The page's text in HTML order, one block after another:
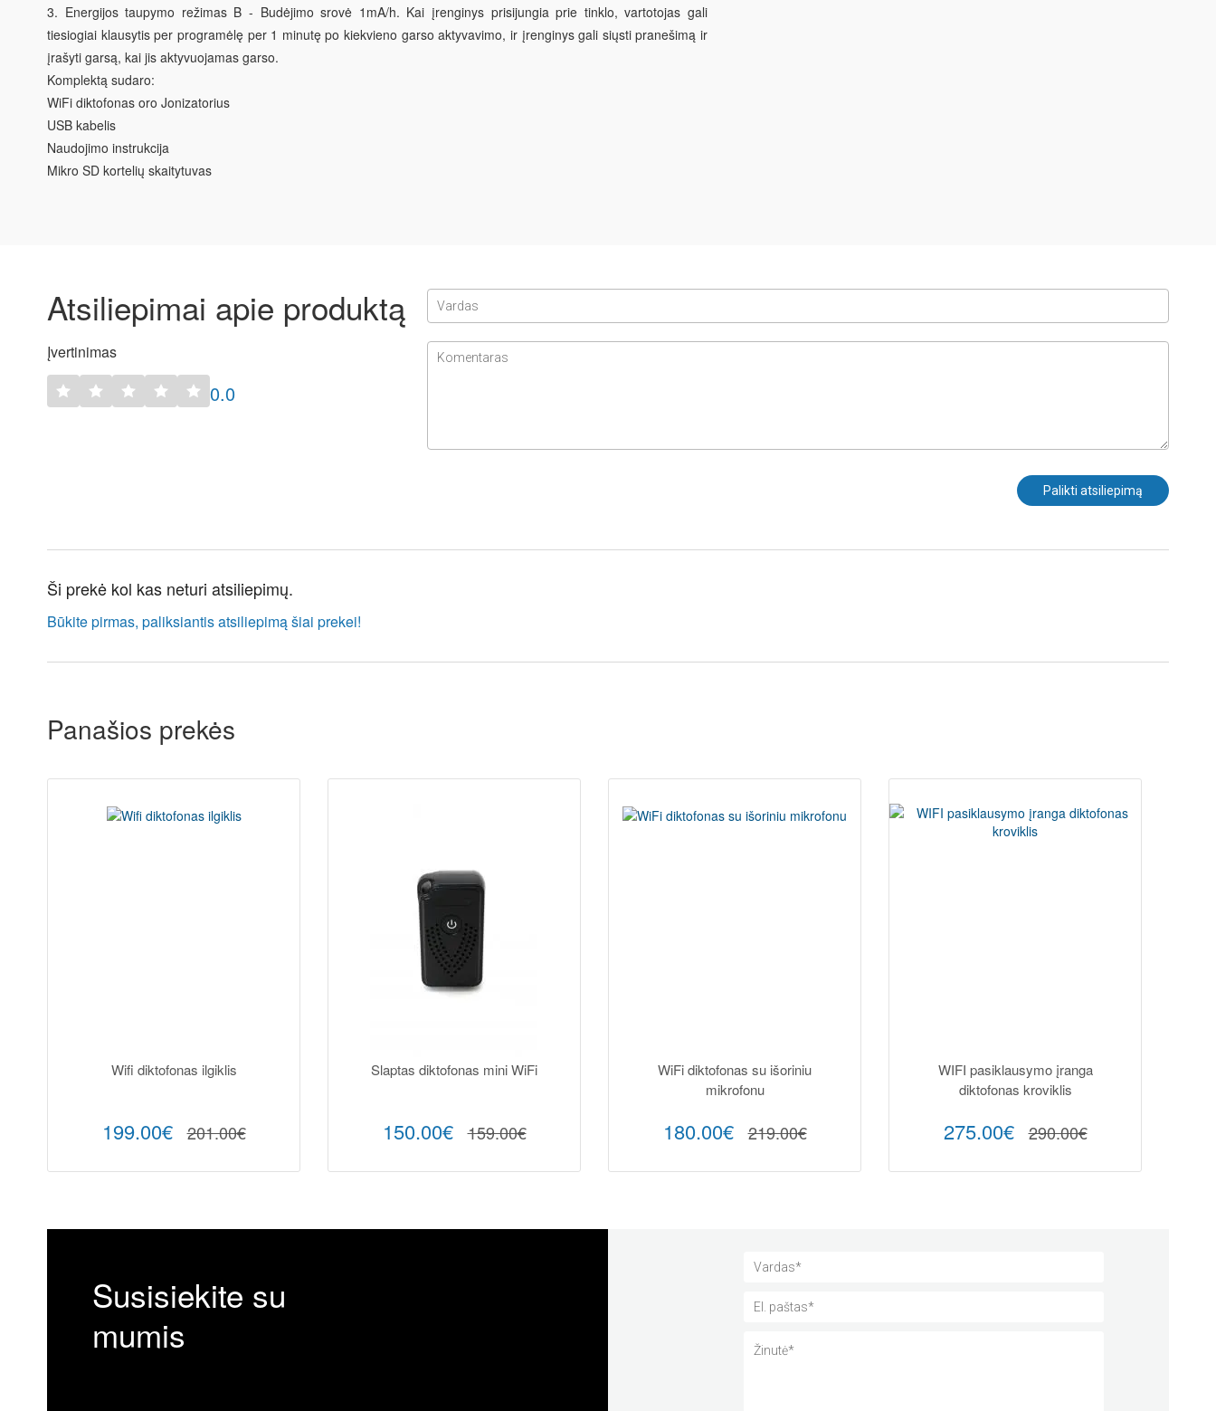
3. Energijos taupymo režimas B - Budėjimo srovė 1mA/h. Kai įrenginys prisijungia prie tinklo, vartotojas gali
tiesiogiai klausytis per programėlę per 1 minutę po kiekvieno garso aktyvavimo, ir įrenginys gali siųsti pranešimą ir
įrašyti garsą, kai jis aktyvuojamas garso.
Komplektą sudaro:
WiFi diktofonas oro Jonizatorius
USB kabelis
Naudojimo instrukcija
Mikro SD kortelių skaitytuvas
Atsiliepimai apie produktą
Įvertinimas
0.0
Ši prekė kol kas neturi atsiliepimų.
Būkite pirmas, paliksiantis atsiliepimą šiai prekei!
Panašios prekės
Wifi diktofonas ilgiklis
199.00€ 201.00€
Slaptas diktofonas mini WiFi
150.00€ 159.00€
WiFi diktofonas su išoriniu
mikrofonu
180.00€ 219.00€
WIFI pasiklausymo įranga
diktofonas kroviklis
275.00€ 290.00€
Susisiekite su
mumis